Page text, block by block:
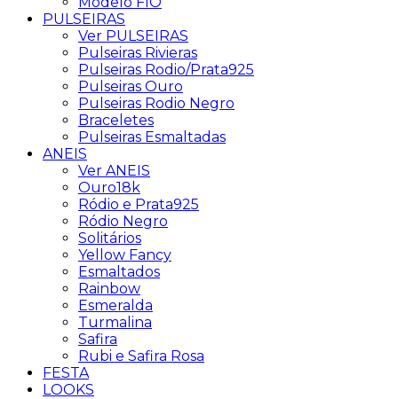
PULSEIRAS
Ver PULSEIRAS
Pulseiras Rivieras
Pulseiras Rodio/Prata925
Pulseiras Ouro
Pulseiras Rodio Negro
Braceletes
Pulseiras Esmaltadas
ANEIS
Ver ANEIS
Ouro18k
Ródio e Prata925
Ródio Negro
Solitários
Yellow Fancy
Esmaltados
Rainbow
Esmeralda
Turmalina
Safira
Rubi e Safira Rosa
FESTA
LOOKS